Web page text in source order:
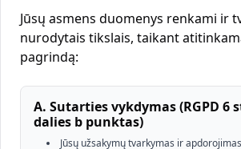
Jūsų asmens duomenys renkami ir
nurodytais tikslais, taikant
pagrindą:
A. Sutarties vykdymas (RGPD 6
dalies b punktas)
Jūsų užsakymų tvarkymas ir apdorojimas